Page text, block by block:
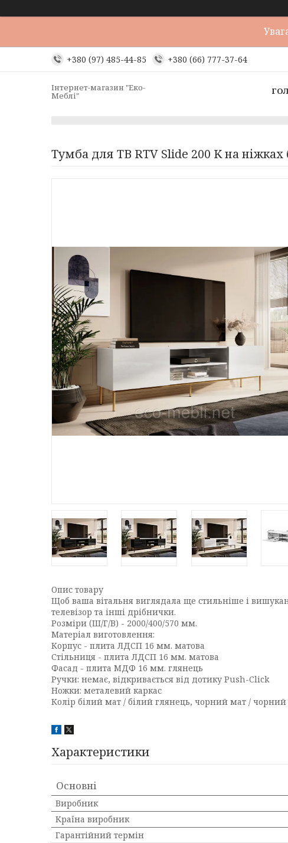
+380 (97) 485-44-85 +380 (66) 777-37-64
Інтернет-магазин "Еко-
Меблі"
Тумба для ТВ RTV Slide 200 K на
Опис товару
Щоб ваша вітальня виглядала ще стильніше і
телевізор та інші дрібнички.
Розміри (Ш/Г/В) - 2000/400/570 мм.
Матеріал виготовлення:
Корпус - плита ЛДСП 16 мм. матова
Стільниця - плита ЛДСП 16 мм. матова
Фасад - плита МДФ 16 мм. глянець
Ручки: немає, відкривається від дотику Push-Click
Ножки: металевий каркас
Колір білий мат / білий глянець, чорний мат / чорний
Характеристики
Основні
Виробник
Країна виробник
Гарантійний термін